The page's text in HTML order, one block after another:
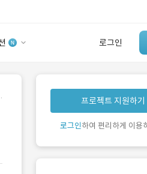
로그인
유사사례 검색 AI
‘이런 거’ 만들어본
개발 회사 있어?
프로젝트 지원하기
로그인하여 편리하게 이용